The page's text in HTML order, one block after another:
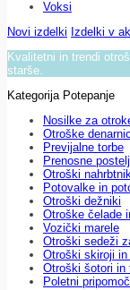
Voksi
Novi izdelki Izdelki v
Kvalitetni in trendi
starše.
Kategorija Potepanje
Nosilke za
Otroške
Previjalne torbe
Prenosne
Otroški
Potovalke in
Otroški dežniki
Otroške čelade
Vozički marele
Otroški sedeži
Otroški skiroji in
Otroški šotori in
Poletni